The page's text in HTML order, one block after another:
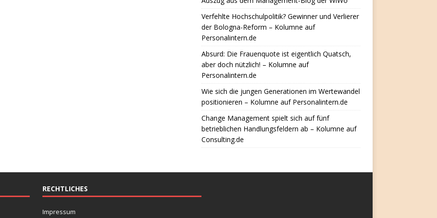
Verfehlte Hochschulpolitik? Gewinner und Verlierer
der Bologna-Reform – Kolumne auf
Personalintern.de
Absurd: Die Frauenquote ist eigentlich Quatsch,
aber doch nützlich! – Kolumne auf
Personalintern.de
Wie sich die jungen Generationen im Wertewandel
positionieren – Kolumne auf Personalintern.de
Change Management spielt sich auf fünf
betrieblichen Handlungsfeldern ab – Kolumne auf
Consulting.de
RECHTLICHES
Impressum